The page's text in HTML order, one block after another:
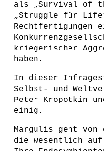
als „Survival of
„Struggle für
Rechtfertigungen
kriegerischer
haben.
In dieser
Selbst- und
Peter Kropotkin
einig.
Margulis geht von
die wesentlich auf